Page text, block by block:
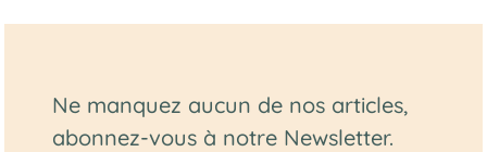
Ne manquez aucun de nos articles,
abonnez-vous à notre Newsletter.